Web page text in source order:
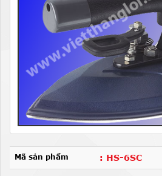
Mã sản phẩm : HS-6SC